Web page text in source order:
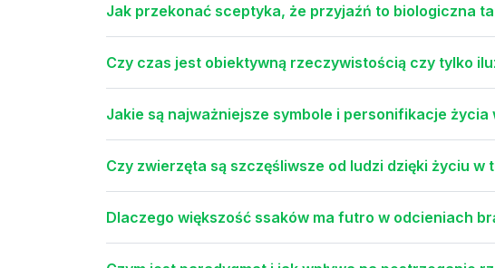
Jak przekonać sceptyka, że przyjaźń to biologiczna
Czy czas jest obiektywną rzeczywistością czy tylko
Jakie są najważniejsze symbole i personifikacje życia
Czy zwierzęta są szczęśliwsze od ludzi dzięki życiu w
Dlaczego większość ssaków ma futro w odcieniach